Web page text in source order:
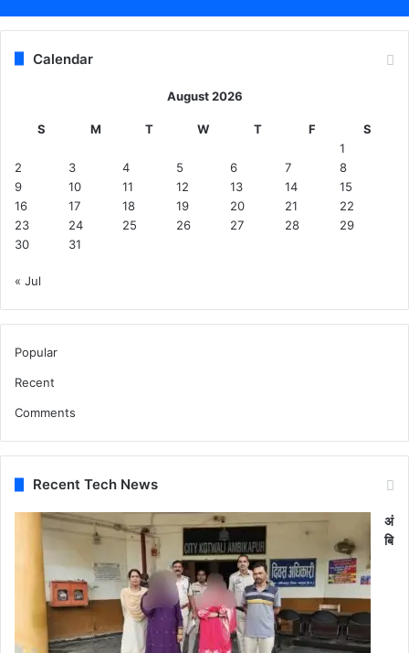
Calendar
August 2026
S M T W T F
S
1
2
3 4 5 6 7
8
9
10 11 12 13 14
15
16
17 18 19 20 21
22
23
24 25 26 27 28
29
30
31
« Jul
Popular
Recent
Comments
Recent Tech News
अं
बि